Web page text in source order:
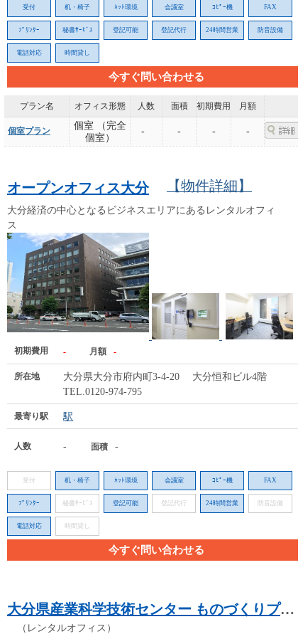
受付 机・椅子 ﾈｯﾄ環境 会議室 ｺﾋﾟｰ機 FAX
ﾌﾟﾘﾝﾀｰ 秘書ｻｰﾋﾞｽ 登記可能 登記代行 24時間営業 防音設備
電話対応 時間貸し
今すぐ問い合わせる
プラン名 オフィス形態 人数 面積 初期費用 月額
個室プラン
個室 （完全
個室）
- - - -
オープンオフィス大分 【物件詳細】
大分経済の中心となるビジネスエリアにあるレンタルオフィ
ス
初期費用 - 月額 -
所在地
大分県大分市府内町3-4-20 大分恒和ビル4階
TEL.0120-974-795
最寄り駅 駅
人数 - 面積 -
受付 机・椅子 ﾈｯﾄ環境 会議室 ｺﾋﾟｰ機 FAX
ﾌﾟﾘﾝﾀｰ 秘書ｻｰﾋﾞｽ 登記可能 登記代行 24時間営業 防音設備
電話対応 時間貸し
今すぐ問い合わせる
大分県産業科学技術センター ものづくりプラザ
（レンタルオフィス）